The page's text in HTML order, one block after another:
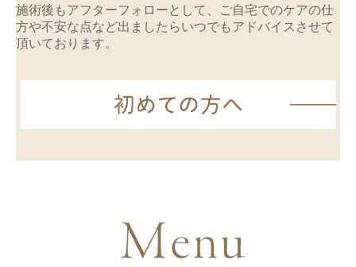
施術後もアフターフォローとして、ご自宅でのケアの仕
方や不安な点など出ましたらいつでもアドバイスさせて
頂いております。